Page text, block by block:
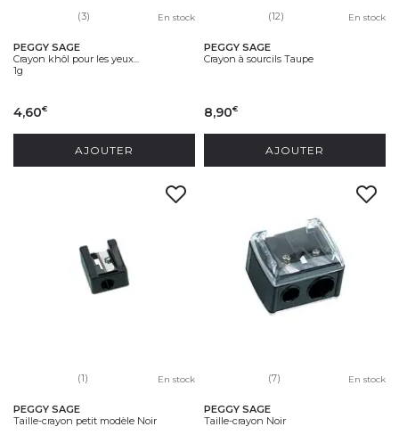
(3) En stock
PEGGY SAGE
Crayon khôl pour les yeux...
1g
4,60€
AJOUTER
(12) En stock
PEGGY SAGE
Crayon à sourcils Taupe
8,90€
AJOUTER
(1) En stock
PEGGY SAGE
Taille-crayon petit modèle Noir
(7) En stock
PEGGY SAGE
Taille-crayon Noir